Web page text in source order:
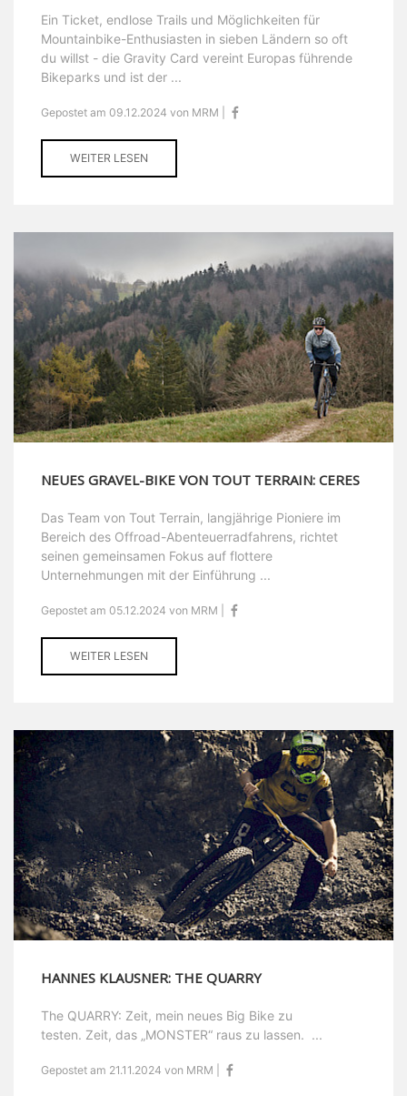
Ein Ticket, endlose Trails und Möglichkeiten für
Mountainbike-Enthusiasten in sieben Ländern so oft
du willst - die Gravity Card vereint Europas führende
Bikeparks und ist der ...
Gepostet am 09.12.2024 von MRM |
WEITER LESEN
NEUES GRAVEL-BIKE VON TOUT TERRAIN: CERES
Das Team von Tout Terrain, langjährige Pioniere im
Bereich des Offroad-Abenteuerradfahrens, richtet
seinen gemeinsamen Fokus auf flottere
Unternehmungen mit der Einführung ...
Gepostet am 05.12.2024 von MRM |
WEITER LESEN
HANNES KLAUSNER: THE QUARRY
The QUARRY: Zeit, mein neues Big Bike zu
testen. Zeit, das „MONSTER“ raus zu lassen. ...
Gepostet am 21.11.2024 von MRM |